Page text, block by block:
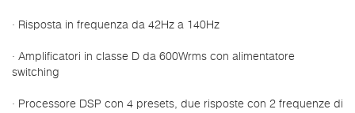
· Risposta in frequenza da 42Hz a 140Hz
· Amplificatori in classe D da 600Wrms con alimentatore
switching
· Processore DSP con 4 presets, due risposte con 2 frequenze di